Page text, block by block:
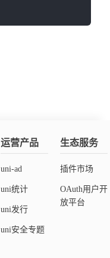
运营产品
uni-ad
uni统计
uni发行
uni安全专题
生态服务
插件市场
OAuth用户开
放平台